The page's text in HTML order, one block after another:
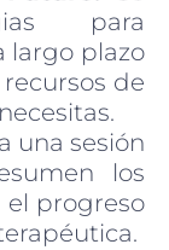
para
largo plazo
de
una sesión
los
el progreso